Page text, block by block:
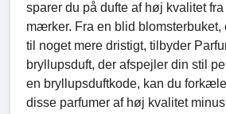
sparer du på dufte af høj kvalitet
mærker. Fra en blid blomsterbuket,
til noget mere dristigt, tilbyder
bryllupsduft, der afspejler din stil
en bryllupsduftkode, kan du
disse parfumer af høj kvalitet